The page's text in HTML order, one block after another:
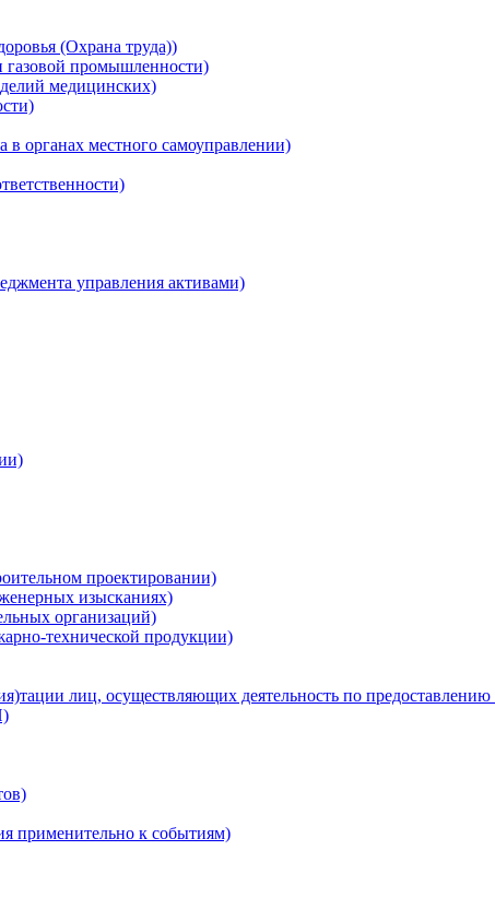
(Охрана труда))
газовой промышленности)
медицинских)
органах местного самоуправлении)
управления активами)
проектировании)
изысканиях)
организаций)
технической продукции)
лиц, осуществляющих деятельность по предоставлению
применительно к событиям)